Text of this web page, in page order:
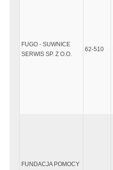
FUGO - SUWNICE
SERWIS SP. Z O.O.
62-510
FUNDACJA POMOCY